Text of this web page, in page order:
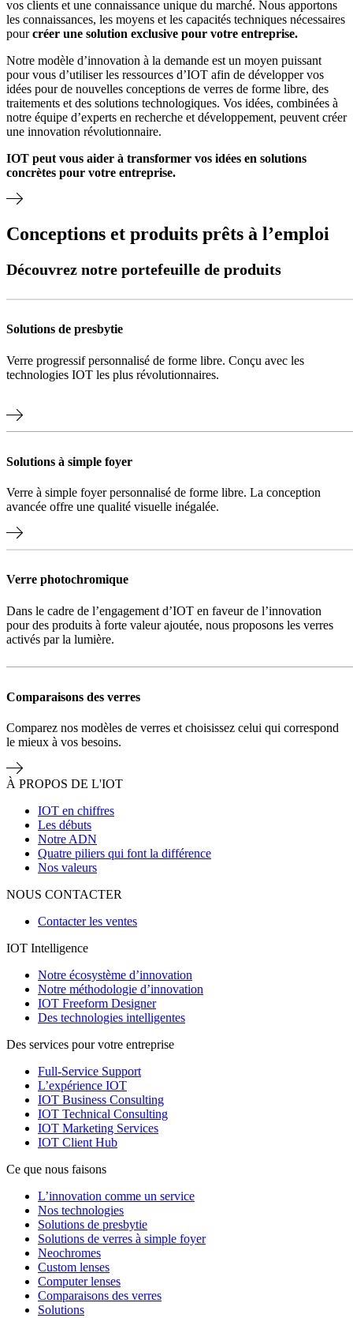
vos clients et une connaissance unique du marché. Nous apportons
les connaissances, les moyens et les capacités techniques nécessaires
pourcréer une solution exclusive pour votre entreprise.
Notre modèle d’innovation à la demande est un moyen puissant
pour vous d’utiliser les ressources d’IOT afin de développer vos
idées pour de nouvelles conceptions de verres de forme libre, des
traitements et des solutions technologiques. Vos idées, combinées à
notre équipe d’experts en recherche et développement, peuvent créer
une innovation révolutionnaire.
IOT peut vous aider à transformer vos idées en solutions
concrètes pour votre entreprise.
Conceptions et produits prêts à l’emploi
Découvrez notre portefeuille de produits
Solutions de presbytie
Verre progressif personnalisé de forme libre. Conçu avec les
technologies IOT les plus révolutionnaires.
Solutions à simple foyer
Verre à simple foyer personnalisé de forme libre. La conception
avancée offre une qualité visuelle inégalée.
Verre photochromique
Dans le cadre de l’engagement d’IOT en faveur de l’innovation
pour des produits à forte valeur ajoutée, nous proposons les verres
activés par la lumière.
Comparaisons des verres
Comparez nos modèles de verres et choisissez celui qui correspond
le mieux à vos besoins.
À PROPOS DE L'IOT
IOT en chiffres
Les débuts
Notre ADN
Quatre piliers qui font la différence
Nos valeurs
NOUS CONTACTER
Contacter les ventes
IOT Intelligence
Notre écosystème d’innovation
Notre méthodologie d’innovation
IOT Freeform Designer
Des technologies intelligentes
Des services pour votre entreprise
Full-Service Support
L’expérience IOT
IOT Business Consulting
IOT Technical Consulting
IOT Marketing Services
IOT Client Hub
Ce que nous faisons
L’innovation comme un service
Nos technologies
Solutions de presbytie
Solutions de verres à simple foyer
Neochromes
Custom lenses
Computer lenses
Comparaisons des verres
Solutions